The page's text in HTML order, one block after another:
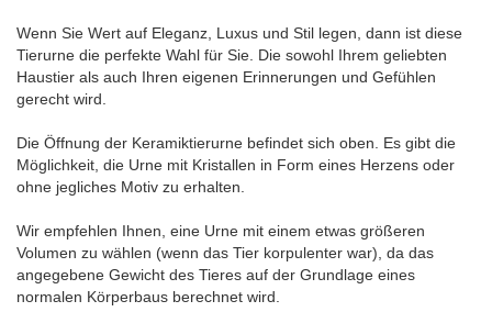
Wenn Sie Wert auf Eleganz, Luxus und Stil legen, dann ist diese
Tierurne die perfekte Wahl für Sie. Die sowohl Ihrem geliebten
Haustier als auch Ihren eigenen Erinnerungen und Gefühlen
gerecht wird.
Die Öffnung der Keramiktierurne befindet sich oben. Es gibt die
Möglichkeit, die Urne mit Kristallen in Form eines Herzens oder
ohne jegliches Motiv zu erhalten.
Wir empfehlen Ihnen, eine Urne mit einem etwas größeren
Volumen zu wählen (wenn das Tier korpulenter war), da das
angegebene Gewicht des Tieres auf der Grundlage eines
normalen Körperbaus berechnet wird.